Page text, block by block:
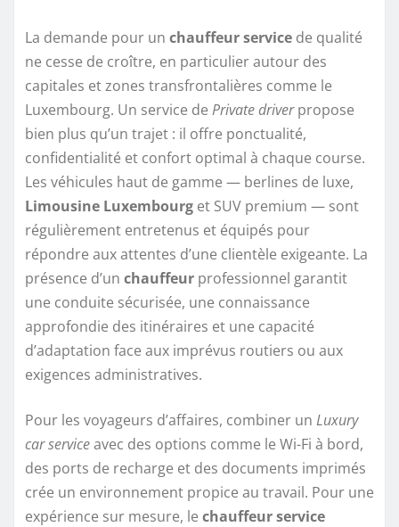
La demande pour un chauffeur service de qualité
ne cesse de croître, en particulier autour des
capitales et zones transfrontalières comme le
Luxembourg. Un service de Private driverpropose
bien plus qu’un trajet : il offre ponctualité,
confidentialité et confort optimal à chaque course.
Les véhicules haut de gamme — berlines de luxe,
Limousine Luxembourg et SUV premium — sont
régulièrement entretenus et équipés pour
répondre aux attentes d’une clientèle exigeante. La
présence d’un chauffeur professionnel garantit
une conduite sécurisée, une connaissance
approfondie des itinéraires et une capacité
d’adaptation face aux imprévus routiers ou aux
exigences administratives.
Pour les voyageurs d’affaires, combiner un Luxury
car serviceavec des options comme le Wi-Fi à bord,
des ports de recharge et des documents imprimés
crée un environnement propice au travail. Pour une
expérience sur mesure, le chauffeur service